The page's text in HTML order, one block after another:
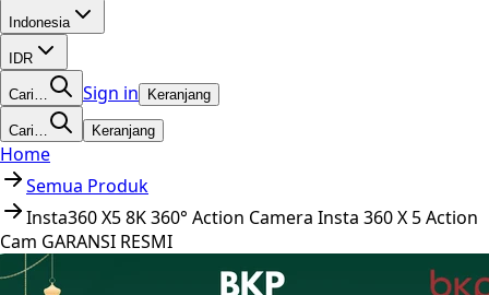
Indonesia
IDR
Cari… Sign in Keranjang
Cari… Keranjang
Home
Semua Produk
Insta360 X5 8K 360° Action Camera Insta 360 X 5 Action
Cam GARANSI RESMI